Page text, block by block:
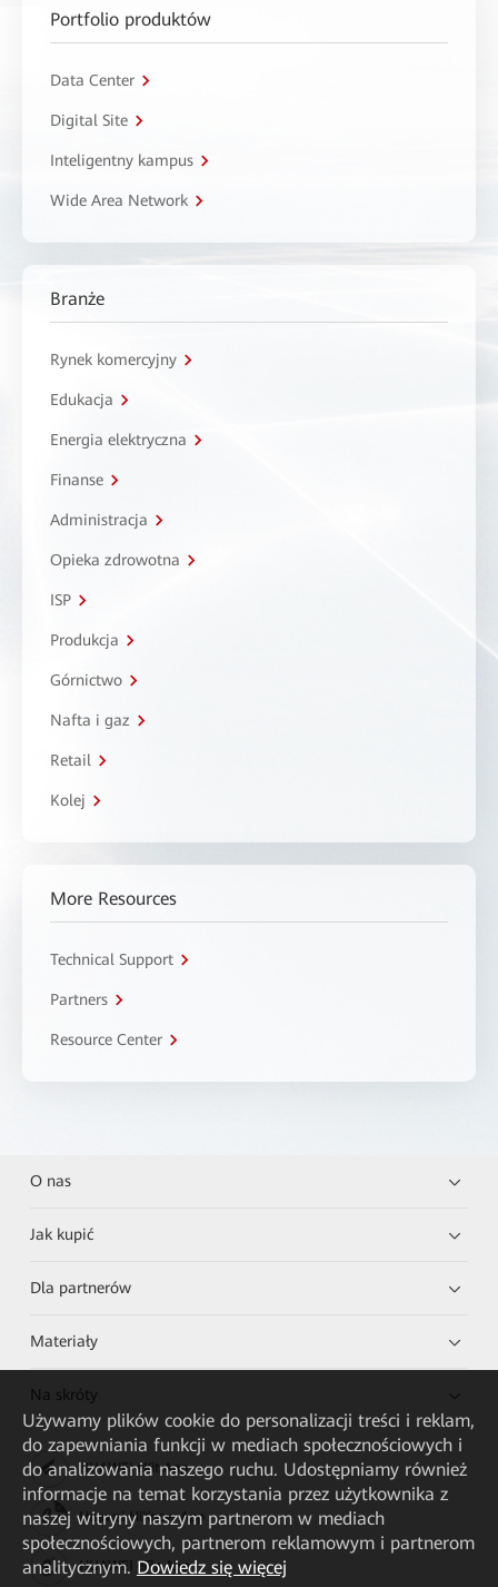
Portfolio produktów
Data Center
Digital Site
Inteligentny kampus
Wide Area Network
Branże
Rynek komercyjny
Edukacja
Energia elektryczna
Finanse
Administracja
Opieka zdrowotna
ISP
Produkcja
Górnictwo
Nafta i gaz
Retail
Kolej
More Resources
Technical Support
Partners
Resource Center
O nas
Jak kupić
Dla partnerów
Materiały
Na skróty
HUAWEI eKit App
Huawei HiKnow App
HUAWEI eFly App
Używamy plików cookie do personalizacji treści i reklam,
do zapewniania funkcji w mediach społecznościowych i
do analizowania naszego ruchu. Udostępniamy również
informacje na temat korzystania przez użytkownika z
naszej witryny naszym partnerom w mediach
społecznościowych, partnerom reklamowym i partnerom
analitycznym. Dowiedz się więcej